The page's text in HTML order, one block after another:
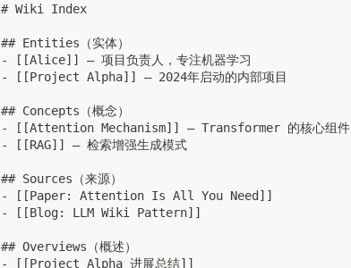
# Wiki Index
## Entities（实体）
- [[Alice]] — 项目负责人，专注机器学习
- [[Project Alpha]] — 2024年启动的内部项目
## Concepts（概念）
- [[Attention Mechanism]] — Transformer 的核心组件
- [[RAG]] — 检索增强生成模式
## Sources（来源）
- [[Paper: Attention Is All You Need]]
- [[Blog: LLM Wiki Pattern]]
## Overviews（概述）
- [[Project Alpha 进展总结]]